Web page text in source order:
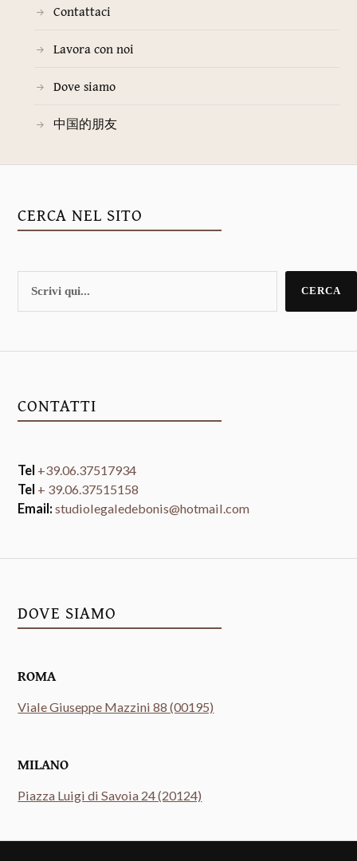
Contattaci
Lavora con noi
Dove siamo
中国的朋友
CERCA NEL SITO
CERCA
CONTATTI
Tel +39.06.37517934
Tel + 39.06.37515158
Email: studiolegaledebonis@hotmail.com
DOVE SIAMO
ROMA
Viale Giuseppe Mazzini 88 (00195)
MILANO
Piazza Luigi di Savoia 24 (20124)